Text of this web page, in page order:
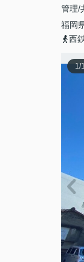
管理/
福岡
西
1/